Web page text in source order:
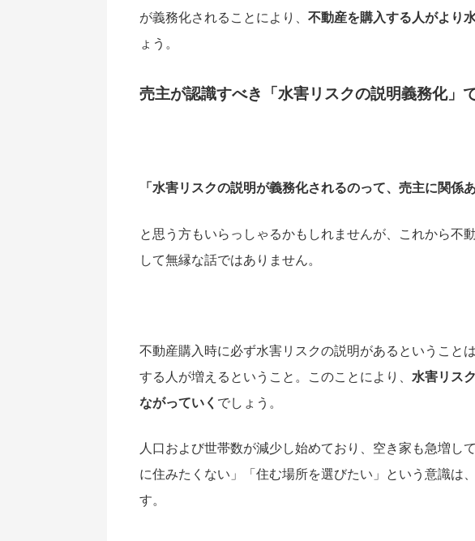
が義務化されることにより、 不動産を購入する人がより
ょう。
売主が認識すべき「水害リスクの説明義務化」
「水害リスクの説明が義務化されるのって、売主に関係あ
と思う方もいらっしゃるかもしれませんが、これから不
して無縁な話ではありません。
不動産購入時に必ず水害リスクの説明があるということ
する人が増えるということ。このことにより、 水害リス
ながっていく でしょう。
人口および世帯数が減少し始めており、空き家も急増し
に住みたくない」「住む場所を選びたい」という意識は
す。